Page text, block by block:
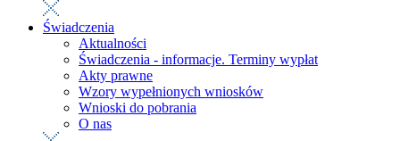
Świadczenia
Aktualności
Świadczenia - informacje. Terminy wypłat
Akty prawne
Wzory wypełnionych wniosków
Wnioski do pobrania
O nas